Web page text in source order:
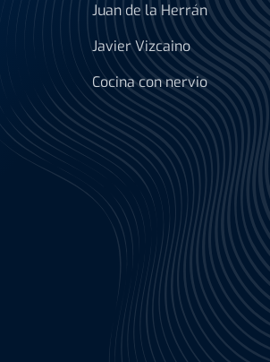
Juan de la Herrán
Javier Vizcaino
Cocina con nervio